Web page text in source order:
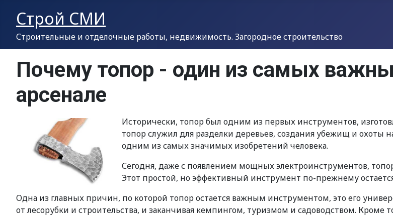
Строй СМИ
Строительные и отделочные работы, недвижимость. Загородное строительство
Почему топор - один из самых
арсенале
Исторически, топор был одним из первых инструментов,
топор служил для разделки деревьев, создания убежищ и
одним из самых значимых изобретений человека.
Сегодня, даже с появлением мощных электроинструментов,
Этот простой, но эффективный инструмент по-прежнему
Одна из главных причин, по которой топор остается важным инструментом, это его
от лесорубки и строительства, и заканчивая кемпингом, туризмом и садоводством. Кроме